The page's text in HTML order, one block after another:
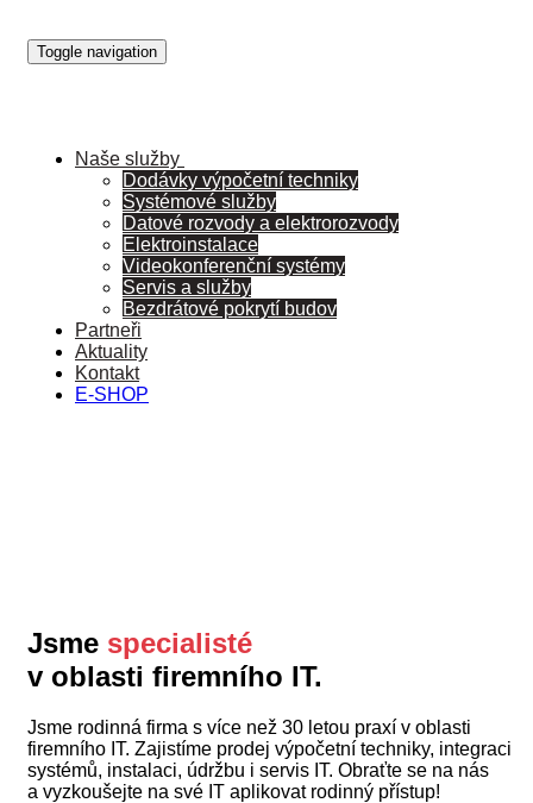
Toggle navigation
Naše služby
Dodávky výpočetní techniky
Systémové služby
Datové rozvody a elektrorozvody
Elektroinstalace
Videokonferenční systémy
Servis a služby
Bezdrátové pokrytí budov
Partneři
Aktuality
Kontakt
E-SHOP
Jsme specialisté
v oblasti firemního IT.
Jsme rodinná firma s více než 30 letou praxí v oblasti
firemního IT. Zajistíme prodej výpočetní techniky, integraci
systémů, instalaci, údržbu i servis IT. Obraťte se na nás
a vyzkoušejte na své IT aplikovat rodinný přístup!